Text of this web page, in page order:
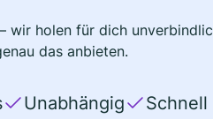
holen für dich
das anbieten.
Unabhängig Schnell